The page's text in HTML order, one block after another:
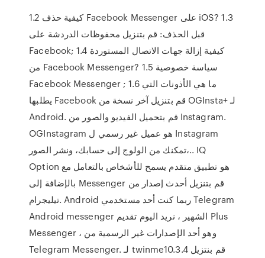
1.2 كيفية حذف Facebook Messenger على iOS? 1.3
قبل الحذف: قم بتنزيل محفوظات الدردشة على
Facebook; 1.4 كيفية إزالة جهات الاتصال المستوردة
من Facebook Messenger? 1.5 سياسة خصوصية
Facebook Messenger ; 1.6 ما هي الأذونات التي
يطلبها Facebook قم بتنزيل آخر نسخة من OGInsta+ لـ
Android. قم بتحميل الفيديو والصور من Instagram.
OGInstagram هو عميل غير رسمي ل Instagram
تمكنك من الولوج إلى حسابك، ونشر الصور،.. IQ
Option هو تطبيق متقدم يسمح للأشخاص بالتعامل مع
بالإضافة إلى Messenger قم بتنزيل أحدث إصدار من
تيليجرام. Android ربما كنت أحد مستخدمي Telegram
Android messenger الشهير ، نريد اليوم تقديم Plus
Messenger ، وهو أحد الإصدارات غير الرسمية من
Telegram Messenger. ‫قم بنتزيل twinme10.3.4 لـ